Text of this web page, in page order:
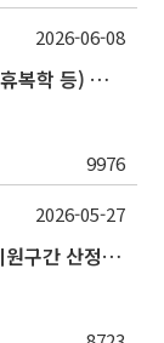
2026학년도 제2학기 등록금 수납 및 등록(휴복학 등) 일정 안내
9976
2026-06-08
2026학년도 2학기 한국장학재단 학자금 지원구간 산정 신청 안내
2026-05-27